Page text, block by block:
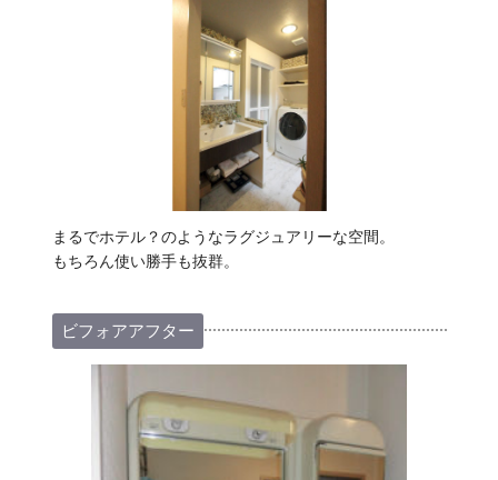
まるでホテル？のようなラグジュアリーな空間。
もちろん使い勝手も抜群。
ビフォアアフター